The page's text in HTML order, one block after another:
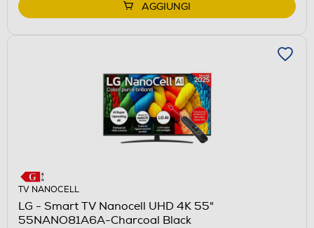
AGGIUNGI
TV NANOCELL
LG - Smart TV Nanocell UHD 4K 55"
55NANO81A6A-Charcoal Black